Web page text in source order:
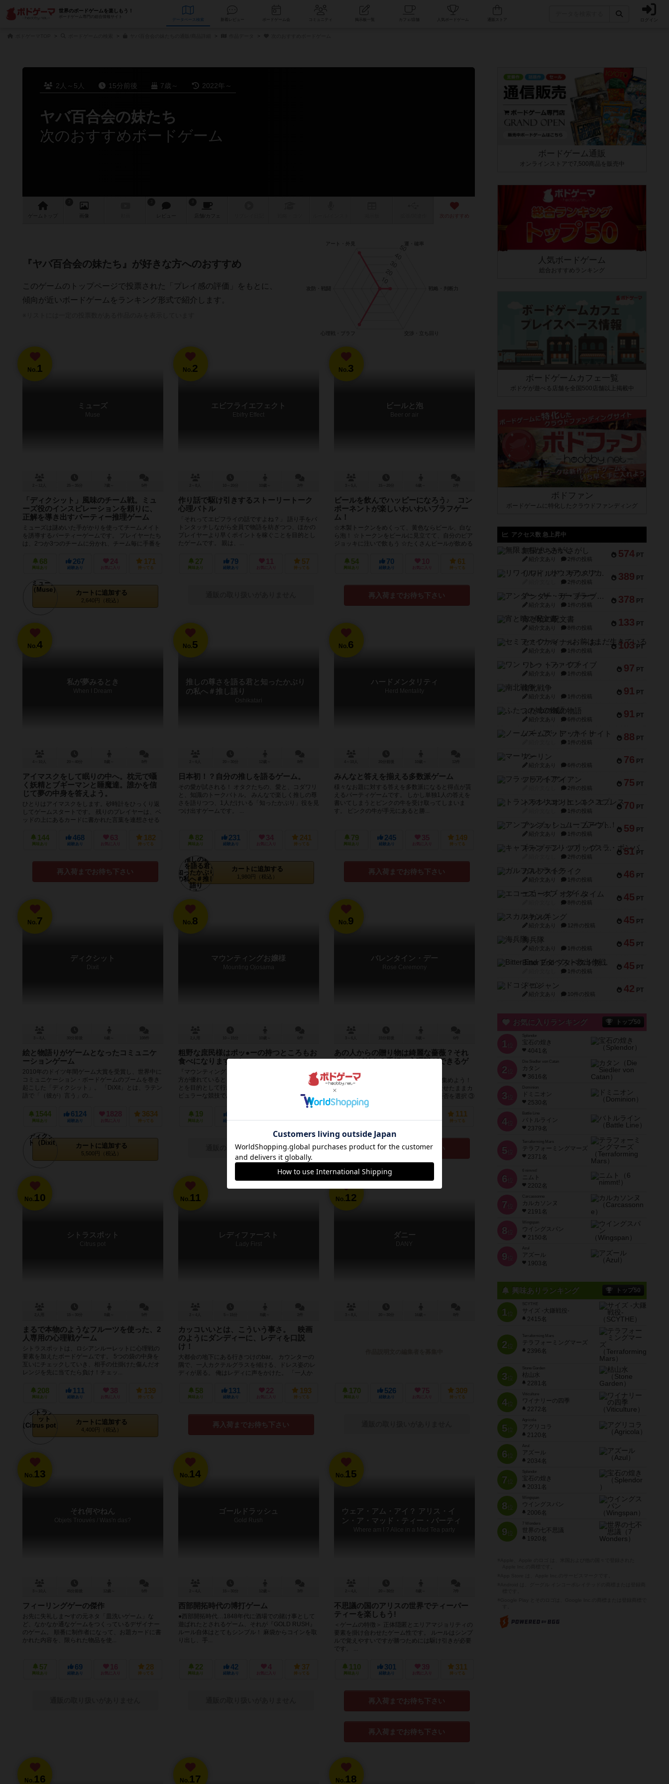
世界のボードゲームを楽しもう！
ボードゲーム専門の総合情報サイト
データベース コミュニティ 人気ボードゲーム ログイン
2人～5人 15分前後 7歳～ 2022年～
ヤバ百合会の妹たち
次のおすすめボードゲーム
ゲーム 画像 レビュー 店舗/ カフェ 次のおすすめ
『ヤバ百合会の妹たち』が好きな方へのおすすめ
このゲームのトップページで投票された「プレイ感の評価」をもとに、
傾向が近いボードゲームをランキング形式で紹介します。
No.1
ミューズ
Muse
「ディクシット」風味のチーム戦。ミュ
ーズ役のインスピレーションを頼りに、
正解を導き出すパーティー推理ゲーム
ミューズは謎めいた手がかりを使ってチームメイト
を誘導するパーティーゲームです。 プレイヤーたち
は、2つか3つのチームに分かれ、チーム毎に手番を
68
興味あり
267
経験あり
24
お気に入り
171
持ってる
カートに追加する
2,640円（税込）
No.2
エビフライエフェクト
Ebifry Effect
作り話で駆け引きするストーリートーク
心理バトル
「それってエビフライの話ですよね？」 語り手をバ
トンタッチしながら全員で物語を紡ぎつつ、ほかの
プレイヤーより早くポイントを稼ぐことを目的とし
たゲームです。 親は、...
27
興味あり
79
経験あり
11
お気に入り
57
持ってる
No.3
ビールと泡
Beer or air
ビールを飲んでハッピーになろう♪ コン
ポーネントが楽しいわいわいブラフゲー
ム！
☆木製トークンをめくって、黄色ならビール、白な
ら泡！ ☆トークンをビールに見立てて、自分のビア
ジョッキに注いで飲もう ☆たくさんビールが飲める
54
興味あり
70
経験あり
10
お気に入り
61
持ってる
再入荷までお待ち下さい
No.4
私が夢みるとき
When I Dream
アイマスクをして眠りの中へ。枕元で囁
く妖精とブギーマンと睡魔達。誰かを信
じて夢の中身を答えよう。
ひとりはアイマスクをします。砂時計をひっくり返
してゲームスタートです。 残りのプレイヤーは、ベ
ッドの上にあるカードに書かれた言葉を連想させる
144
興味あり
468
経験あり
63
お気に入り
182
持ってる
再入荷までお待ち下さい
No.5
推しの尊さを語る君と知ったかぶり
の私へ＃推し語り
Oshikatari
日本初！？自分の推しを語るゲーム。
その愛が試される！ オタクたちの、愛と、コダワリ
と、知識のトークバトル。 みんなで楽しく推しの尊
さを語りつつ、1人だけいる「知ったかぶり」役を見
つけ出すゲームです。 ...
82
興味あり
231
経験あり
34
お気に入り
241
持ってる
カートに追加する
1,980円（税込）
No.6
ハードメンタリティ
Herd Mentality
みんなと答えを揃える多数派ゲーム
様々なお題に対する答えを多数派になると得点が貰
えるパーティゲームです。 しかし単独1人の答えを
書いてしまうとピンクの牛を受け取ってしまいま
す。 ピンクの牛が手元にあると勝...
79
興味あり
245
経験あり
35
お気に入り
149
持ってる
再入荷までお待ち下さい
No.7
ディクシット
Dixit
絵と物語りがゲームとなったコミュニケ
ーションゲーム
2010年のドイツ年間ゲーム大賞を受賞し、世界中に
コミュニケーション・ボードゲームのブームを巻き
起こした「ディクシット」。 「DiXit」とは、ラテン
語で「（彼が）言う」の...
1544
興味あり
6124
経験あり
1828
お気に入り
3634
持ってる
カートに追加する
5,500円（税込）
No.8
マウンティングお嬢様
Mounting Ojosama
粗野な庶民様はポッ●ーの持つところもお
食べになりますのね
『マウンティング』とは、上下関係を維持し自分の
方が優れていると 相手に『理解（わか）らせる』こ
とを目的として行われる、 お嬢様界において最もポ
ピュラーな競技である。 ...
19
興味あり 経験あり お気に入り 持ってる
通販の取り扱いがありません
No.9
バレンタイン・デー
Rose Ceremony
あの人からの贈り物は綺麗な薔薇？それ
ともトゲ付き？手軽に心理戦ができるゲ
将来の恋人候補へ花束を贈るため、花を集めよう！
ごきぶりポーカーに近いゲームで、 ①伏せたままカ
ードを誰かに贈る ②相手が受け取りか拒否を選択 ③
カードをハートにする...
興味あり 経験あり お気に入り
111
持ってる
再入荷までお待ち下さい
No. 10
シトラスポット
Citrus pot
まるで本物のようなフルーツを使った、2
人専用の心理戦ゲーム
シトラスポットは、ロシアンルーレットに心理戦の
要素を加えたボードゲームです。 5つの袋の中身を
互いにチェックしていき、相手の仕掛けた傷んだオ
レンジを先に当てたら負け！チェッ...
208
興味あり
111
経験あり
38
お気に入り
139
持ってる
カートに追加する
4,400円（税込）
No. 11
レディファースト
Lady First
カッコいいとは、こういう事さ。 映画
のようにダンディーに、レディを口説
け！
大都会の地下にある行きつけのbar。 カウンターの
隅で、一人カクテルグラスを傾ける、ドレス姿のレ
ディが居る。 俺はレディに声をかけた。 「一人か
58
興味あり
131
経験あり
22
お気に入り
193
持ってる
再入荷までお待ち下さい
No. 12
ダニー
DANY
170
興味あり
526
経験あり
75
お気に入り
309
持ってる
No.13
それ何やねん
Objets Trouvés / Was'n das?
フィーリングゲーの傑作
お先に失礼しま〜すの元ネタ「皿洗いゲーム」な
ど、なかなか通なゲームをつくっているデザイナー
のゲーム。 順番に制作者になって、お題カードに書
かれた内容を、限られた物品を使...
57
興味あり
69
経験あり
16
お気に入り
28
持ってる
No.14
ゴールドラッシュ
Gold Rush
西部開拓時代の博打ゲーム
●西部開拓時代…1848年代に酒場での賭け事として
遊ばれたとされるゲーム、それが『GOLD RUSH』
ルール自体はとてもシンプル！ 麻袋からコインを取
り出し、手...
22
興味あり
42
経験あり
4
お気に入り
37
持ってる
No.15
ウェア・アム・アイ？ アリス・イ
ン・ア・マッド・ティー・パーティ
Where am I ? Alice in a Mad Tea party
不思議の国のアリスの世界でティーパー
ティーを楽しもう!
＜ゲームの特徴＞ 正体隠匿とエリアマジョリティの
要素を掛け合わせたゲーム性です。 ルールはシンプ
ルで覚えやすいですが勝つためには駆け引きが必要
です。 ...
110
興味あり
301
経験あり
39
お気に入り
311
持ってる
再入荷までお待ち下さい
再入荷までお待ち下さい
No.16 No.17 No.18
ボードゲーム通販
オンラインストアで7,500商品を販売中
人気ボードゲーム
総合おすすめランキング
ボードゲームカフェ一覧
ボドゲが遊べる店舗を全国500店舗以上掲載中
ボドファン
ボードゲームに特化したクラウドファンディング
アクセス数 急上昇中
574 PT
無限まちがいさがし
紹介文あり 2件の投稿
389 PT
リワイルド：サウスアメリカ
2件の投稿
378 PT
アンダー・ザ・テーブラー
紹介文あり 1件の投稿
133 PT
宵と暁の呪文書
紹介文あり 8件の投稿
103 PT
セミファイナル ～お前はまだ生きている～
紹介文あり 1件の投稿
97 PT
ワン・トゥ・ファイブ
紹介文あり 1件の投稿
91 PT
南北戦争
紹介文あり 1件の投稿
91 PT
ふたつの城の物語
紹介文あり 6件の投稿
88 PT
ノームズ・アット・ナイト
1件の投稿
76 PT
マーリン
紹介文あり 6件の投稿
75 PT
フラットアイアン
2件の投稿
70 PT
トランスオリエント・エクスプレス
1件の投稿
59 PT
アンブッシュ！：ムーブアウト！
紹介文あり 1件の投稿
51 PT
キャプテン・フリップ：イスラ・ボンバ
2件の投稿
46 PT
ガルフストライク
紹介文あり 1件の投稿
45 PT
エコーズ・オブ・タイム
8件の投稿
45 PT
スカルキング
紹介文あり 12件の投稿
45 PT
海兵隊
紹介文あり 1件の投稿
45 PT
Bitter End ブタペスト救出作戦
1件の投稿
42 PT
ドコジャン
紹介文あり 10件の投稿
お気に入りランキング トップ50
1 位
宝石の煌き
4041名
2 位
Die Siedler von Catan
カタン
3616名
3 位
ドミニオン
2530名
4位
Battle Line
バトルライン
2379名
5 位
Terraforming Mars
テラフォーミングマーズ
2371名
6 位
ニムト
2202名
7 位
Carcassonne
カルカソンヌ
2191名
8 位
Wingspan
ウイングスパン
2150名
9 位
Azul
アズール
1903名
興味ありランキング トップ50
1位
SCYTHE
サイズ -大鎌戦役-
2415名
2位
Terraforming Mars
テラフォーミングマーズ
2396名
3位
Stone Garden
枯山水
2281名
4位
Viticulture
ワイナリーの四季
2272名
5位
Agricola
アグリコラ
2120名
6位
Azul
アズール
2034名
7位
宝石の煌き
2031名
8位
Wingspan
ウイングスパン
2006名
9位
7 Wonders
世界の七不思議
1920名